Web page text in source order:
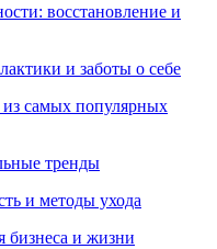
восстановление и
и заботы о себе
самых популярных
тренды
и методы ухода
бизнеса и жизни